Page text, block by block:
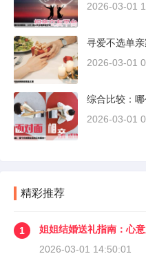
2026-03-01
寻爱不选单
2026-03-01
综合比较：
2026-03-01
精彩推荐
1
姐姐结婚送礼指南：心
2026-03-01 14:50:01